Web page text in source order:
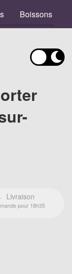
Boissons
Livraison
pour 18h35